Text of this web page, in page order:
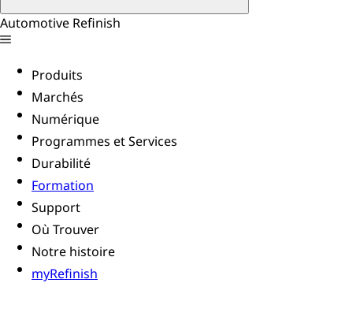
Automotive Refinish
Produits
Marchés
Numérique
Programmes et Services
Durabilité
Formation
Support
Où Trouver
Notre histoire
myRefinish